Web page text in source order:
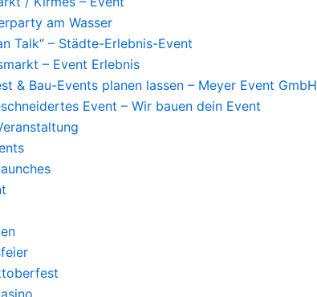
am Wasser
Talk“ – Städte-Erlebnis-Event
– Event Erlebnis
& Bau-Events planen lassen – Meyer Event GmbH
Event – Wir bauen dein Event